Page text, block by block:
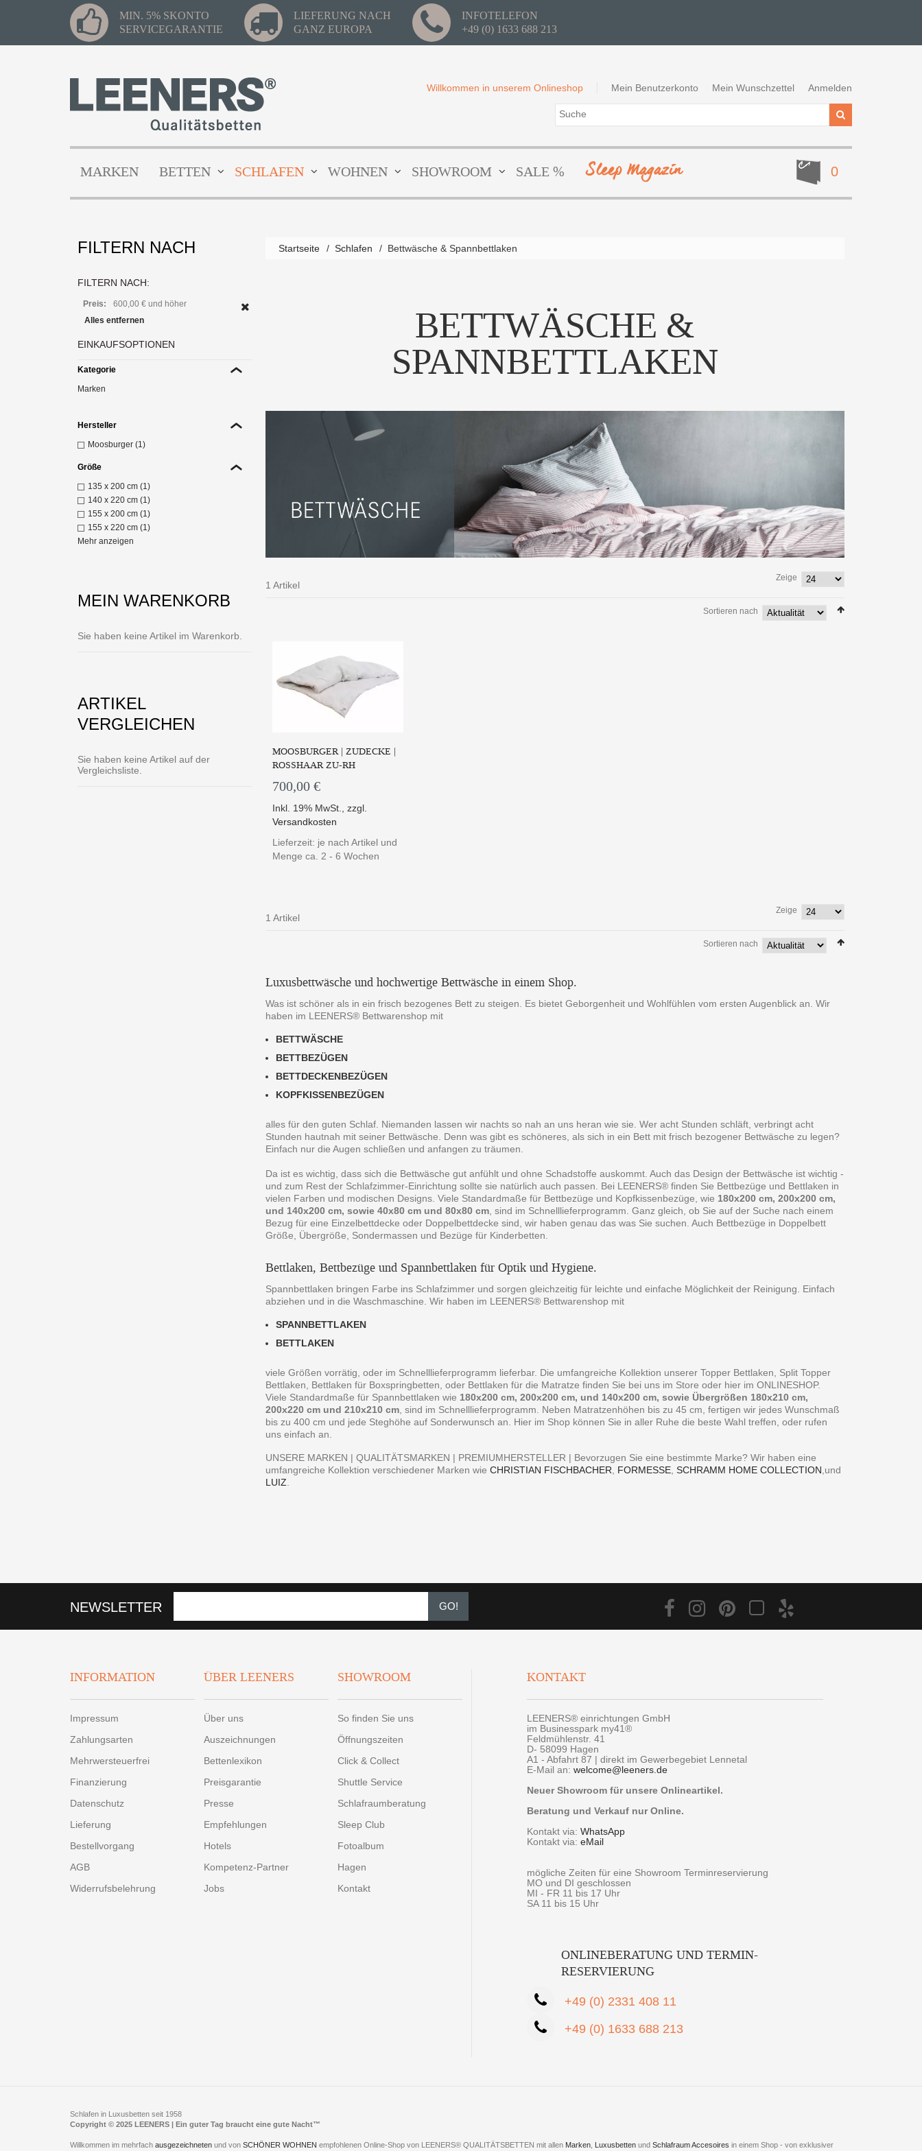
MIN. 5% SKONTO
SERVICEGARANTIE
LIEFERUNG NACH
GANZ EUROPA
INFOTELEFON
+49 (0) 1633 688 213
Mein Benutzerkonto Mein Wunschzettel Anmelden
Willkommen in unserem Onlineshop
0
MARKEN BETTEN SCHLAFEN WOHNEN SHOWROOM SALE % Sleep Magazin
Startseite / Schlafen / Bettwäsche & Spannbettlaken
BETTWÄSCHE &
SPANNBETTLAKEN
1 Artikel
Zeige
Sortieren nach
MOOSBURGER | ZUDECKE |
ROSSHAAR ZU-RH
700,00 €
Inkl. 19% MwSt.,zzgl.
Versandkosten
Lieferzeit: je nach Artikel und
Menge ca. 2 - 6 Wochen
1 Artikel
Zeige
Sortieren nach
Luxusbettwäsche und hochwertige Bettwäsche in einem Shop.
Was ist schöner als in ein frisch bezogenes Bett zu steigen. Es bietet Geborgenheit und Wohlfühlen vom ersten Augenblick an. Wir
haben im LEENERS® Bettwarenshop mit
BETTWÄSCHE
BETTBEZÜGEN
BETTDECKENBEZÜGEN
KOPFKISSENBEZÜGEN
alles für den guten Schlaf. Niemanden lassen wir nachts so nah an uns heran wie sie. Wer acht Stunden schläft, verbringt acht
Stunden hautnah mit seiner Bettwäsche. Denn was gibt es schöneres, als sich in ein Bett mit frisch bezogener Bettwäsche zu legen?
Einfach nur die Augen schließen und anfangen zu träumen.
Da ist es wichtig, dass sich die Bettwäsche gut anfühlt und ohne Schadstoffe auskommt. Auch das Design der Bettwäsche ist wichtig -
und zum Rest der Schlafzimmer-Einrichtung sollte sie natürlich auch passen. Bei LEENERS® finden Sie Bettbezüge und Bettlaken in
vielen Farben und modischen Designs. Viele Standardmaße für Bettbezüge und Kopfkissenbezüge, wie 180x200 cm, 200x200 cm,
und 140x200 cm, sowie 40x80 cm und 80x80 cm, sind im Schnelllieferprogramm. Ganz gleich, ob Sie auf der Suche nach einem
Bezug für eine Einzelbettdecke oder Doppelbettdecke sind, wir haben genau das was Sie suchen. Auch Bettbezüge in Doppelbett
Größe, Übergröße, Sondermassen und Bezüge für Kinderbetten.
Bettlaken, Bettbezüge und Spannbettlaken für Optik und Hygiene.
Spannbettlaken bringen Farbe ins Schlafzimmer und sorgen gleichzeitig für leichte und einfache Möglichkeit der Reinigung. Einfach
abziehen und in die Waschmaschine. Wir haben im LEENERS® Bettwarenshop mit
SPANNBETTLAKEN
BETTLAKEN
viele Größen vorrätig, oder im Schnelllieferprogramm lieferbar. Die umfangreiche Kollektion unserer Topper Bettlaken, Split Topper
Bettlaken, Bettlaken für Boxspringbetten, oder Bettlaken für die Matratze finden Sie bei uns im Store oder hier im ONLINESHOP.
Viele Standardmaße für Spannbettlaken wie 180x200 cm, 200x200 cm, und 140x200 cm, sowie Übergrößen 180x210 cm,
200x220 cm und 210x210 cm, sind im Schnelllieferprogramm. Neben Matratzenhöhen bis zu 45 cm, fertigen wir jedes Wunschmaß
bis zu 400 cm und jede Steghöhe auf Sonderwunsch an. Hier im Shop können Sie in aller Ruhe die beste Wahl treffen, oder rufen
uns einfach an.
UNSERE MARKEN | QUALITÄTSMARKEN | PREMIUMHERSTELLER | Bevorzugen Sie eine bestimmte Marke? Wir haben eine
umfangreiche Kollektion verschiedener Marken wieCHRISTIAN FISCHBACHER, FORMESSE,SCHRAMM HOME COLLECTION,und
LUIZ.
FILTERN NACH
FILTERN NACH:
Preis:
600,00 € und höher
Alles entfernen
EINKAUFSOPTIONEN
Kategorie
Marken
Hersteller
Moosburger (1)
Größe
135 x 200 cm (1)
140 x 220 cm (1)
155 x 200 cm (1)
155 x 220 cm (1)
Mehr anzeigen
MEIN WARENKORB
Sie haben keine Artikel im Warenkorb.
ARTIKEL
VERGLEICHEN
Sie haben keine Artikel auf der
Vergleichsliste.
NEWSLETTER GO!
INFORMATION
Impressum
Zahlungsarten
Mehrwersteuerfrei
Finanzierung
Datenschutz
Lieferung
Bestellvorgang
AGB
Widerrufsbelehrung
ÜBER LEENERS
Über uns
Auszeichnungen
Bettenlexikon
Preisgarantie
Presse
Empfehlungen
Hotels
Kompetenz-Partner
Jobs
SHOWROOM
So finden Sie uns
Öffnungszeiten
Click & Collect
Shuttle Service
Schlafraumberatung
Sleep Club
Fotoalbum
Hagen
Kontakt
KONTAKT
LEENERS® einrichtungen GmbH
im Businesspark my41®
Feldmühlenstr. 41
D- 58099 Hagen
A1 - Abfahrt 87 | direkt im Gewerbegebiet Lennetal
E-Mail an: welcome@leeners.de
Neuer Showroom für unsere Onlineartikel.
Beratung und Verkauf nur Online.
Kontakt via: WhatsApp
Kontakt via: eMail
mögliche Zeiten für eine Showroom Terminreservierung
MO und DI geschlossen
MI - FR 11 bis 17 Uhr
SA 11 bis 15 Uhr
ONLINEBERATUNG UND TERMIN-
RESERVIERUNG
+49 (0) 2331 408 11
+49 (0) 1633 688 213
Schlafen in Luxusbetten seit 1958
Copyright © 2025 LEENERS | Ein guter Tag braucht eine gute Nacht™
Willkommen im mehrfach ausgezeichneten und von SCHÖNER WOHNEN empfohlenen Online-Shop von LEENERS® QUALITÄTSBETTEN mit allen Marken Luxusbetten und Schlafraum Accesoires in einem Shop - von exklusiver